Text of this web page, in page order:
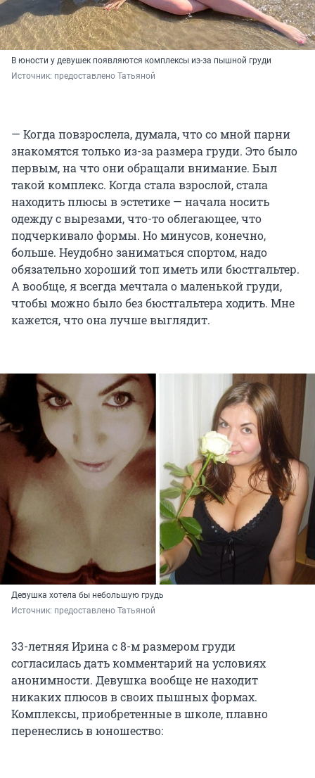
В юности у девушек появляются комплексы из-за пышной груди
Источник: предоставлено Татьяной
— Когда повзрослела, думала, что со мной парни
знакомятся только из-за размера груди. Это было
первым, на что они обращали внимание. Был
такой комплекс. Когда стала взрослой, стала
находить плюсы в эстетике — начала носить
одежду с вырезами, что-то облегающее, что
подчеркивало формы. Но минусов, конечно,
больше. Неудобно заниматься спортом, надо
обязательно хороший топ иметь или бюстгальтер.
А вообще, я всегда мечтала о маленькой груди,
чтобы можно было без бюстгальтера ходить. Мне
кажется, что она лучше выглядит.
Девушка хотела бы небольшую грудь
Источник: предоставлено Татьяной
33-летняя Ирина с 8-м размером груди
согласилась дать комментарий на условиях
анонимности. Девушка вообще не находит
никаких плюсов в своих пышных формах.
Комплексы, приобретенные в школе, плавно
перенеслись в юношество: